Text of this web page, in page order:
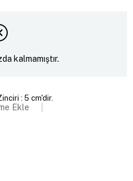
kalmamıştır.
: 5 cm'dir.
Ekle